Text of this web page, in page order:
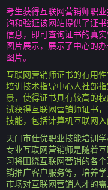
考生获得互联网营销师职
询和验证该网站提供了证
信息，即可查询证书的真
图片展示，展示了中心的
图片。
互联网营销师证书的有用
培训技术指导中心人社部
景，使得证书具有较高的
试获得互联网营销师证书
技能，包括计算机互联网入
天门市仕优职业技能培训
专业互联网营销师是随着
习将围绕互联网营销的各
销推广客户服务等，培养
市场对互联网营销人才的需